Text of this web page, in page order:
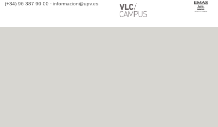
(+34) 96 387 90 00 · informacion@upv.es